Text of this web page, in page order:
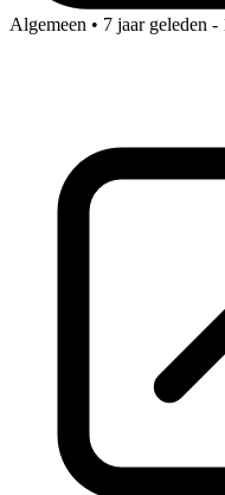
Algemeen • 7 jaar geleden -